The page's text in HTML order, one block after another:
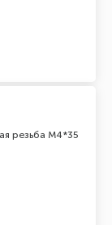
резьба М4*35